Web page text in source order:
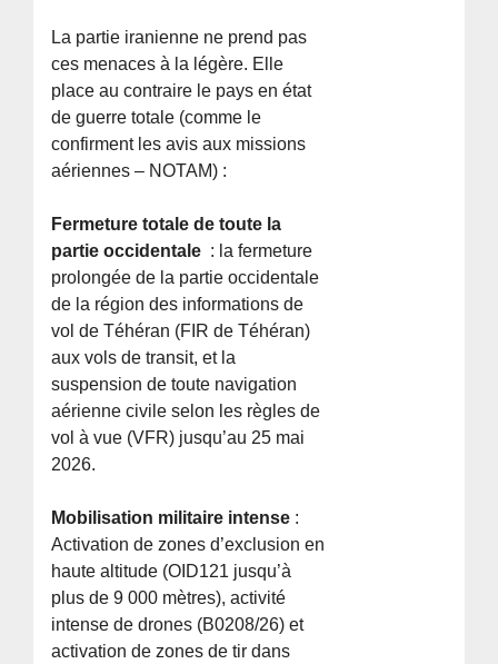
La partie iranienne ne prend pas
ces menaces à la légère. Elle
place au contraire le pays en état
de guerre totale (comme le
confirment les avis aux missions
aériennes – NOTAM) :
Fermeture totale de toute la
partie occidentale : la fermeture
prolongée de la partie occidentale
de la région des informations de
vol de Téhéran (FIR de Téhéran)
aux vols de transit, et la
suspension de toute navigation
aérienne civile selon les règles de
vol à vue (VFR) jusqu’au 25 mai
2026.
Mobilisation militaire intense :
Activation de zones d’exclusion en
haute altitude (OID121 jusqu’à
plus de 9 000 mètres), activité
intense de drones (B0208/26) et
activation de zones de tir dans